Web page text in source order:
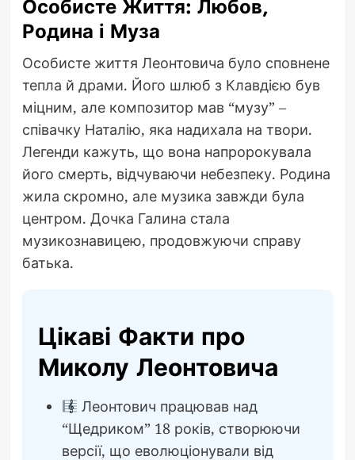
Особисте Життя: Любов,
Родина і Муза
Особисте життя Леонтовича було сповнене
тепла й драми. Його шлюб з Клавдією був
міцним, але композитор мав “музу” –
співачку Наталію, яка надихала на твори.
Легенди кажуть, що вона напророкувала
його смерть, відчуваючи небезпеку. Родина
жила скромно, але музика завжди була
центром. Дочка Галина стала
музикознавицею, продовжуючи справу
батька.
Цікаві Факти про
Миколу Леонтовича
Леонтович працював над
“Щедриком” 18 років, створюючи
версії, що еволюціонували від